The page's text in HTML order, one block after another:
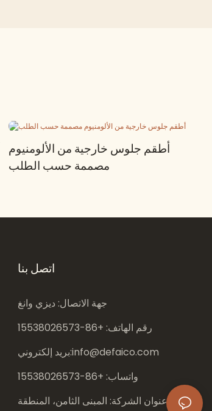
أطقم جلوس خارجية من الألومنيوم
مصممة حسب الطلب
اتصل بنا
جهة الاتصال: ديزي وانغ
رقم الهاتف: +86-
15538026573
بريد إلكتروني:info@defaico.com
واتساب: +86-
15538026573
عنوان الشركة: المبنى الثامن، المنطقة